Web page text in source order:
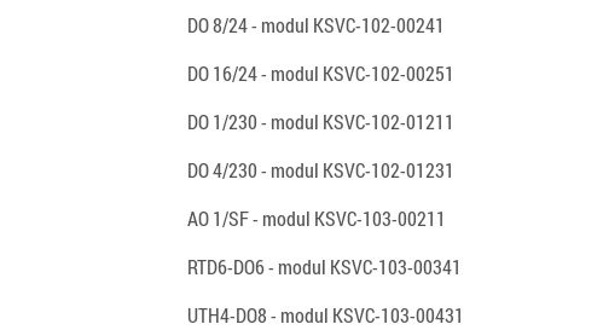
DO 8/24 - modul KSVC-102-00241
DO 16/24 - modul KSVC-102-00251
DO 1/230 - modul KSVC-102-01211
DO 4/230 - modul KSVC-102-01231
AO 1/SF - modul KSVC-103-00211
RTD6-DO6 - modul KSVC-103-00341
UTH4-DO8 - modul KSVC-103-00431